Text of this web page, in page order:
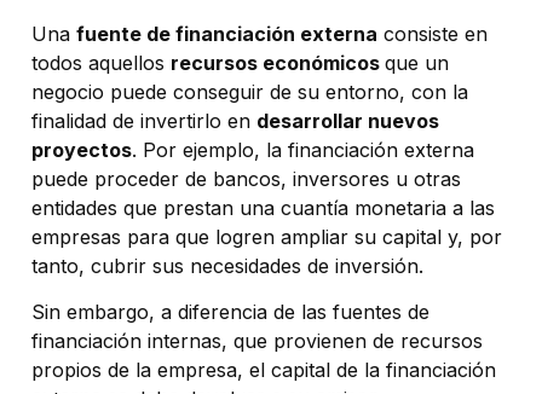
Una fuente de financiación externa consiste en
todos aquellos recursos económicos que un
negocio puede conseguir de su entorno, con la
finalidad de invertirlo en desarrollar nuevos
proyectos. Por ejemplo, la financiación externa
puede proceder de bancos, inversores u otras
entidades que prestan una cuantía monetaria a las
empresas para que logren ampliar su capital y, por
tanto, cubrir sus necesidades de inversión.
Sin embargo, a diferencia de las fuentes de
financiación internas, que provienen de recursos
propios de la empresa, el capital de la financiación